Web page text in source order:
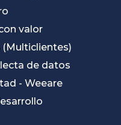
valor
de datos
- Weeare